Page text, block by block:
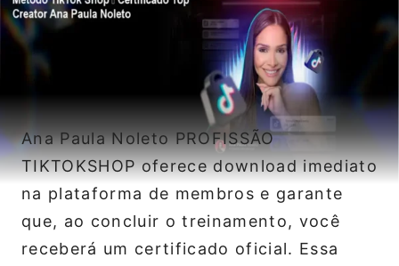
Ana Paula Noleto PROFISSÃO
TIKTOKSHOP oferece download imediato
na plataforma de membros e garante
que, ao concluir o treinamento, você
receberá um certificado oficial. Essa